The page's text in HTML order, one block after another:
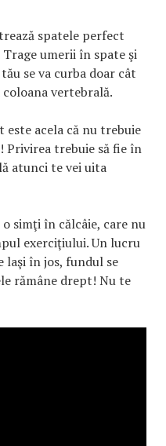
spatele perfect
umerii în spate şi
se va curba doar cât
vertebrală.
acela că nu trebuie
Privirea trebuie să fie în
atunci te vei uita
simţi în călcâie, care nu
exerciţiului. Un lucru
în jos, fundul se
rămâne drept! Nu te